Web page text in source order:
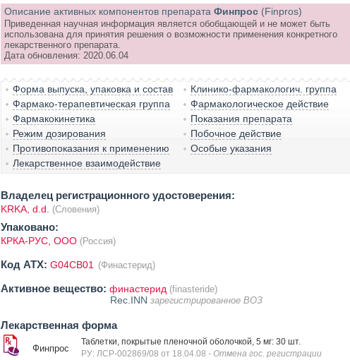
Описание активных компонентов препарата Финпрос (Finpros)
Приведенная научная информация является обобщающей и не может быть
использована для принятия решения о возможности применения конкретного
лекарственного препарата.
Дата обновления: 2020.06.04
Форма выпуска, упаковка и состав
Клинико-фармакологич. группа
Фармако-терапевтическая группа
Фармакологическое действие
Фармакокинетика
Показания препарата
Режим дозирования
Побочное действие
Противопоказания к применению
Особые указания
Лекарственное взаимодействие
Владелец регистрационного удостоверения:
KRKA, d.d. (Словения)
Упаковано:
КРКА-РУС, ООО (Россия)
Код ATX: G04CB01 (Финастерид)
Активное вещество: финастерид (finasteride)
Rec.INN зарегистрированное ВОЗ
Лекарственная форма
Финпрос
Таблетки, покрытые пленочной оболочкой, 5 мг: 30 шт.
РУ: ЛСР-002869/08 от 18.04.08 - Отмена гос. регистрации